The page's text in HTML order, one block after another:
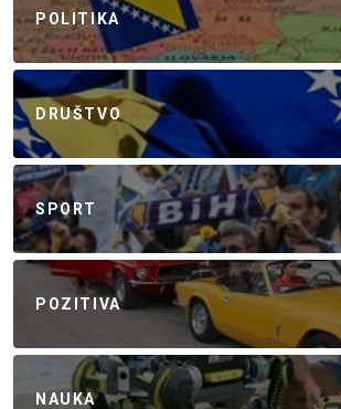
POLITIKA
DRUŠTVO
SPORT
POZITIVA
NAUKA